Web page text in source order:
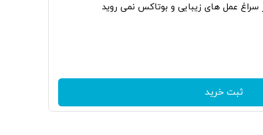
سراغ عمل های زیبایی و بوتاکس نمی روید
ثبت خرید